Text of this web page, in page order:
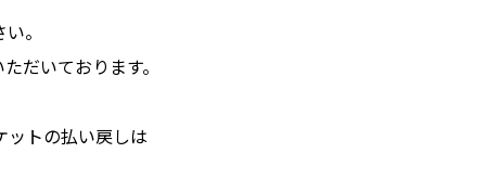
。
だいております。
トの払い戻しは